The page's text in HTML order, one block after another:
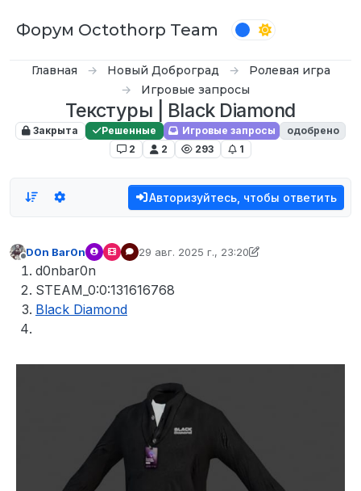
Форум Octothorp Team
Главная Новый Доброград
Ролевая игра
Игровые запросы
Текстуры | Black Diamond
Закрыта Решенные Игровые запросы
одобрено
2
2 293 1
Авторизуйтесь, чтобы ответить
Не в сети
D0n Bar0n 29 авг. 2025 г., 23:20
отредактировано D0n Bar0n
d0nbar0n
STEAM_0:0:131616768
Black Diamond